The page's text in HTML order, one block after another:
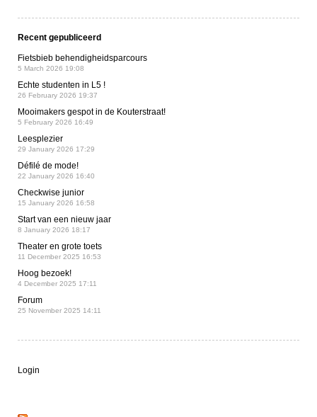
Recent gepubliceerd
Fietsbieb behendigheidsparcours
5 March 2026 19:08
Echte studenten in L5 !
26 February 2026 19:37
Mooimakers gespot in de Kouterstraat!
5 February 2026 16:49
Leesplezier
29 January 2026 17:29
Défilé de mode!
22 January 2026 16:40
Checkwise junior
15 January 2026 16:58
Start van een nieuw jaar
8 January 2026 18:17
Theater en grote toets
11 December 2025 16:53
Hoog bezoek!
4 December 2025 17:11
Forum
25 November 2025 14:11
Login